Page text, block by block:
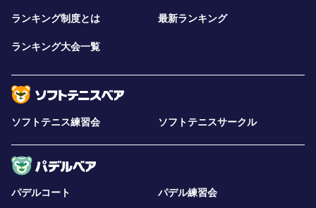
ランキング制度とは 最新ランキング
ランキング大会一覧
ソフトテニス練習会 ソフトテニスサークル
パデルコート
パデル練習会